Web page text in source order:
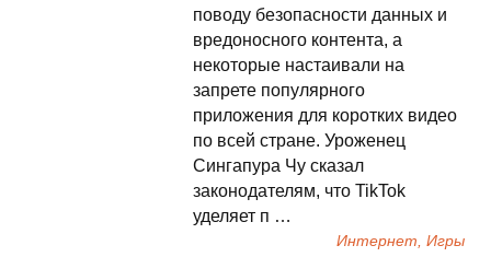
поводу безопасности данных и
вредоносного контента, а
некоторые настаивали на
запрете популярного
приложения для коротких видео
по всей стране. Уроженец
Сингапура Чу сказал
законодателям, что TikTok
уделяет п …
Интернет, Игры